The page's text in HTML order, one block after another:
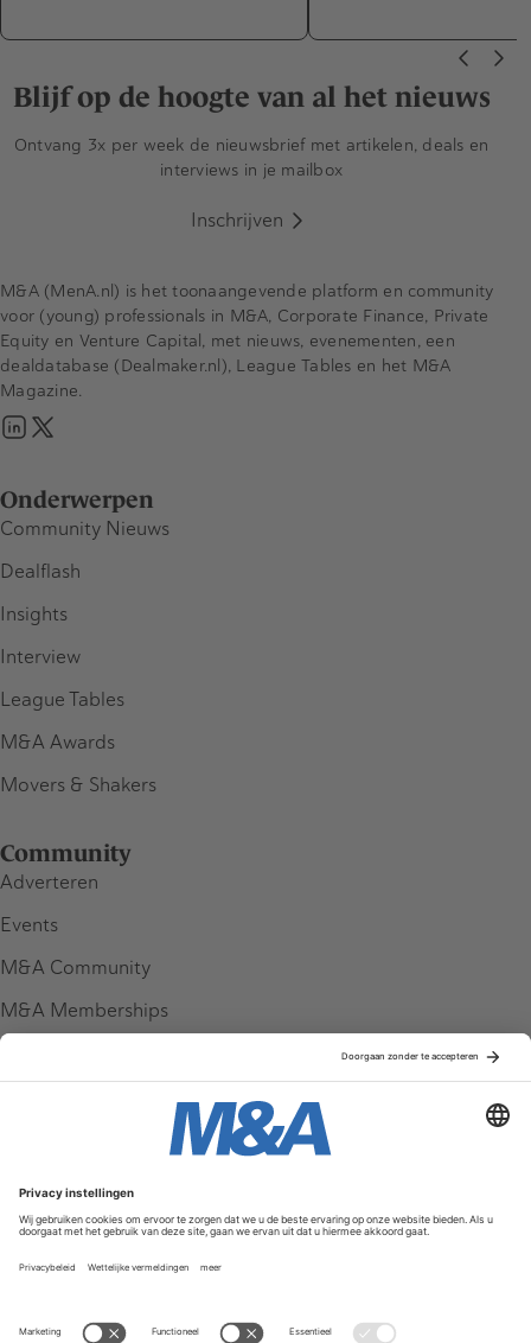
Blijf op de hoogte van al het nieuws
Ontvang 3x per week de nieuwsbrief met artikelen, deals en
interviews in je mailbox
Inschrijven
Onderwerpen
Community Nieuws
Dealflash
Insights
Interview
League Tables
M&A Awards
Movers & Shakers
Community
Adverteren
Events
M&A Community
M&A Memberships
Service & Contact
Contact
FAQ
Werken bij ons
M&A (MenA.nl) is het toonaangevende platform en community
voor (young) professionals in M&A, Corporate Finance, Private
Equity en Venture Capital, met nieuws, evenementen, een
dealdatabase (Dealmaker.nl), League Tables en het M&A
Magazine.